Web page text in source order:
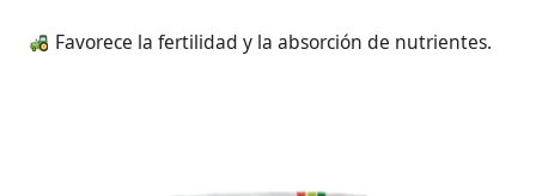
Favorece la fertilidad y la absorción de nutrientes.